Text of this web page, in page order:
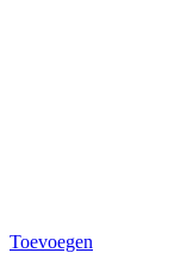
Toevoegen